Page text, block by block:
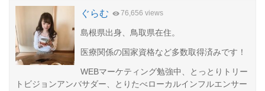
ぐらむ 76,656 views
島根県出身、鳥取県在住。
医療関係の国家資格など多数取得済みです！
WEBマーケティング勉強中、とっとりトリー
トビジョンアンバサダー、とりたべローカルインフルエンサー